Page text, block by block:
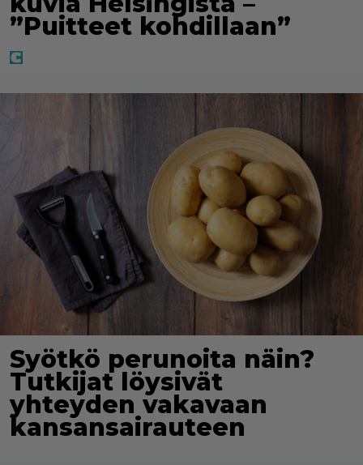
”Puitteet kohdillaan”
Syötkö perunoita näin?
Tutkijat löysivät
yhteyden vakavaan
kansansairauteen